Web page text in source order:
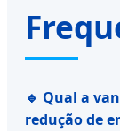
🔹 Qual a
redução de